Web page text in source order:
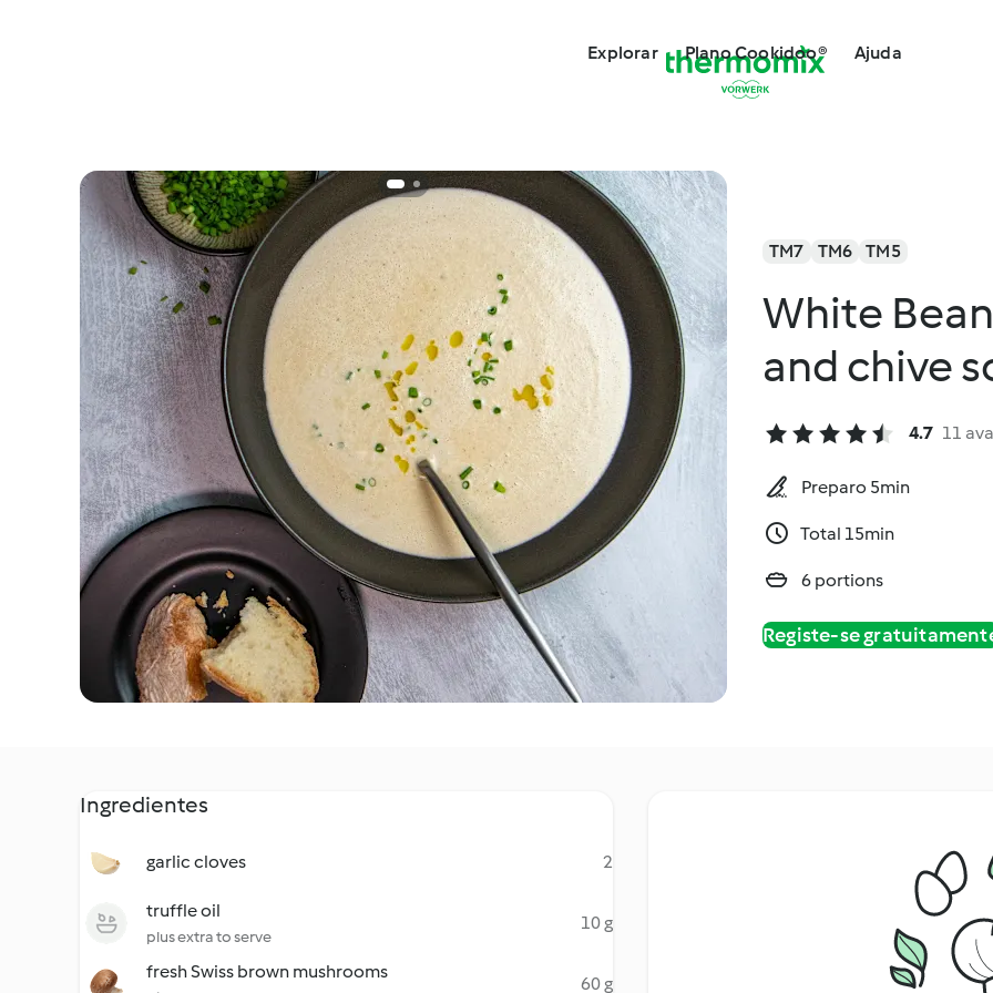
Explorar Plano Cookidoo® Ajuda
TM7 TM6 TM5
White
and chive
4.7 11
Preparo 5min
Total 15min
6 portions
Registe-se
Ingredientes
garlic cloves 2
truffle oil
plus extra to serve
10 g
fresh Swiss brown mushrooms
60 g